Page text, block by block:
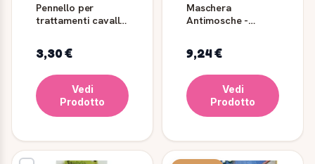
Pennello per
trattamenti cavallo
3,30 €
Vedi
Prodotto
Maschera
Antimosche -
9,24 €
Vedi
Prodotto